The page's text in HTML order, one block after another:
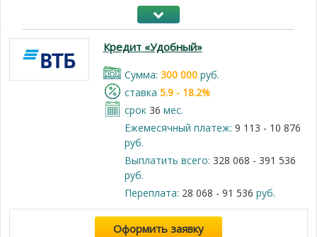
Кредит «Удобный»
Cумма: 300 000руб.
cтавка 5.9 - 18.2%
срок 36 мес.
Ежемесячный платеж: 9 113 - 10 876
руб.
Выплатить всего: 328 068 - 391 536
руб.
Переплата: 28 068 - 91 536 руб.
Оформить заявку